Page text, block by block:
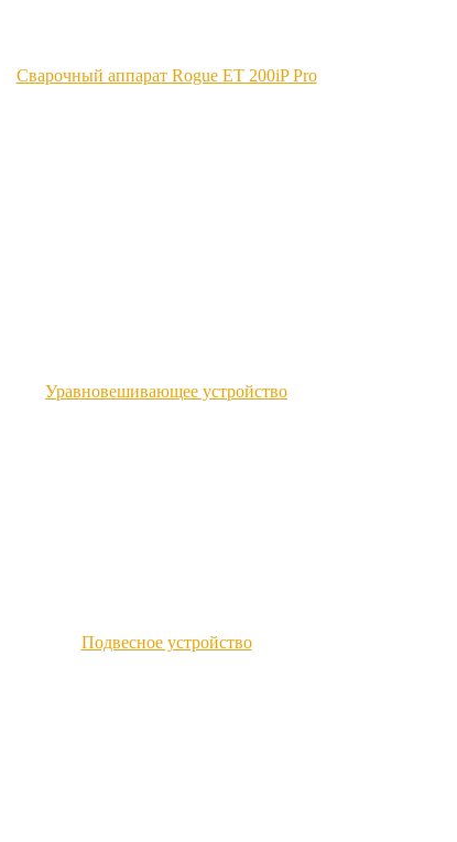
Сварочный аппарат Rogue ET 200iP Pro
Уравновешивающее устройство
Подвесное устройство